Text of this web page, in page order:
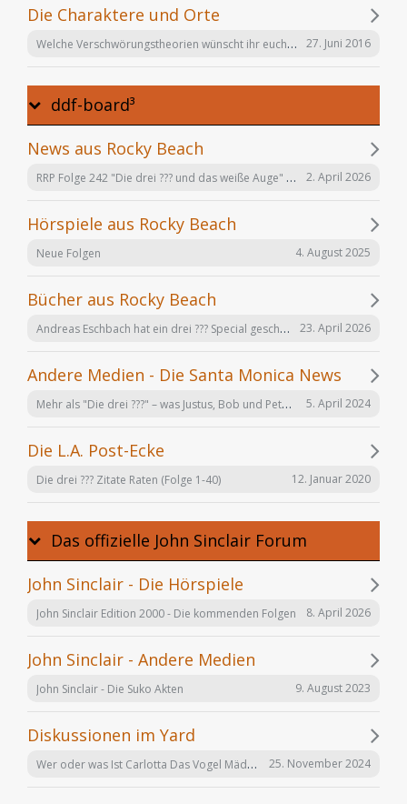
Die Charaktere und Orte
Welche Verschwörungstheorien wünscht ihr euch noch in der Serie "Offenbarung 23"? 27. Juni 2016
ddf-board³
News aus Rocky Beach
RRP Folge 242 "Die drei ??? und das weiße Auge" am 02.12. in Karlsruhe 2. April 2026
Hörspiele aus Rocky Beach
Neue Folgen 4. August 2025
Bücher aus Rocky Beach
Andreas Eschbach hat ein drei ??? Special geschrieben: "Die Auferstehung" 23. April 2026
Andere Medien - Die Santa Monica News
Mehr als "Die drei ???" – was Justus, Bob und Peter auch noch tun 5. April 2024
Die L.A. Post-Ecke
Die drei ??? Zitate Raten (Folge 1-40) 12. Januar 2020
Das offizielle John Sinclair Forum
John Sinclair - Die Hörspiele
John Sinclair Edition 2000 - Die kommenden Folgen 8. April 2026
John Sinclair - Andere Medien
John Sinclair - Die Suko Akten 9. August 2023
Diskussionen im Yard
Wer oder was Ist Carlotta Das Vogel Mädchen 25. November 2024